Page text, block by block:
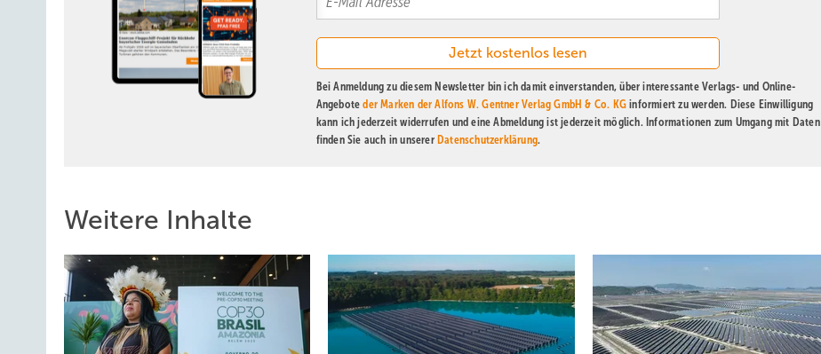
Bei Anmeldung zu diesem Newsletter bin ich damit einverstanden, über interessante Verlags- und Online-
Angeboteder Marken der Alfons W. Gentner Verlag GmbH & Co. KG informiert zu werden. Diese Einwilligung
kann ich jederzeit widerrufen und eine Abmeldung ist jederzeit möglich. Informationen zum Umgang mit Daten
finden Sie auch in unserer Datenschutzerklärung.
Weitere Inhalte